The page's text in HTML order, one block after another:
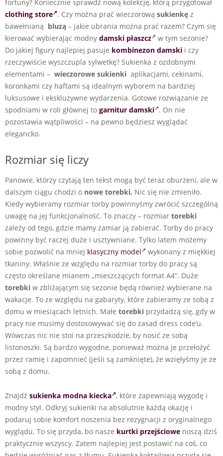
fortuny? Koniecznie sprawdź nową kolekcję, którą przygotował
clothing store . Czy można prać wieczorową sukienkę z
bawełnianą bluzą – jakie ubrania można prać razem? Czym się
kierować wybierając modny damski płaszcz
w tym sezonie?
Do jakiej figury najlepiej pasuje kombinezon damski i czy
rzeczywiście wyszczupla sylwetkę? Sukienka z ozdobnymi
elementami – wieczorowe sukienki aplikacjami, cekinami,
koronkami czy haftami są idealnym wyborem na bardziej
luksusowe i ekskluzywne wydarzenia. Gotowe rozwiązanie ze
spodniami w roli głównej to garnitur damski . On nie
pozostawia wątpliwości – na pewno będziesz wyglądać
elegancko.
Rozmiar się liczy
Panowie, którzy czytają ten tekst mogą być teraz oburzeni, ale w
dalszym ciągu chodzi o nowe torebki. Nic się nie zmieniło.
Kiedy wybieramy rozmiar torby powinnyśmy zwrócić szczególną
uwagę na jej funkcjonalność. To znaczy – rozmiar torebki
zależy od tego, gdzie mamy zamiar ją zabierać. Torby do pracy
powinny być raczej duże i usztywniane. Tylko latem możemy
sobie pozwolić na mniej klasyczny model
wykonany z miękkiej
tkaniny. Właśnie ze względu na rozmiar torby do pracy są
często określane mianem „mieszczących format A4”. Duże
torebki w zbliżającym się sezonie będą również wybierane na
wakacje. To ze względu na gabaryty, które zabieramy ze sobą z
domu w miesiącach letnich. Małe torebki przydadzą się, gdy w
pracy nie musimy dostosowywać się do zasad dress code’u.
Wówczas nic nie stoi na przeszkodzie, by nosić ze sobą
listonoszki. Są bardzo wygodne, ponieważ można je przełożyć
przez ramię i zapomnieć (jeśli są zamknięte), że wzięłyśmy je ze
sobą z domu.
Znajdź sukienka modna kiecka , które zapewniają wygodę i
modny styl. Odkryj sukienki na absolutnie każdą okazję i
podaruj sobie komfort noszenia bez rezygnacji z oryginalnego
wyglądu. To się przyda, bo nasze kurtki przejściowe noszą dziś
praktycznie wszyscy. Zatem najlepiej jest postawić na coś, co